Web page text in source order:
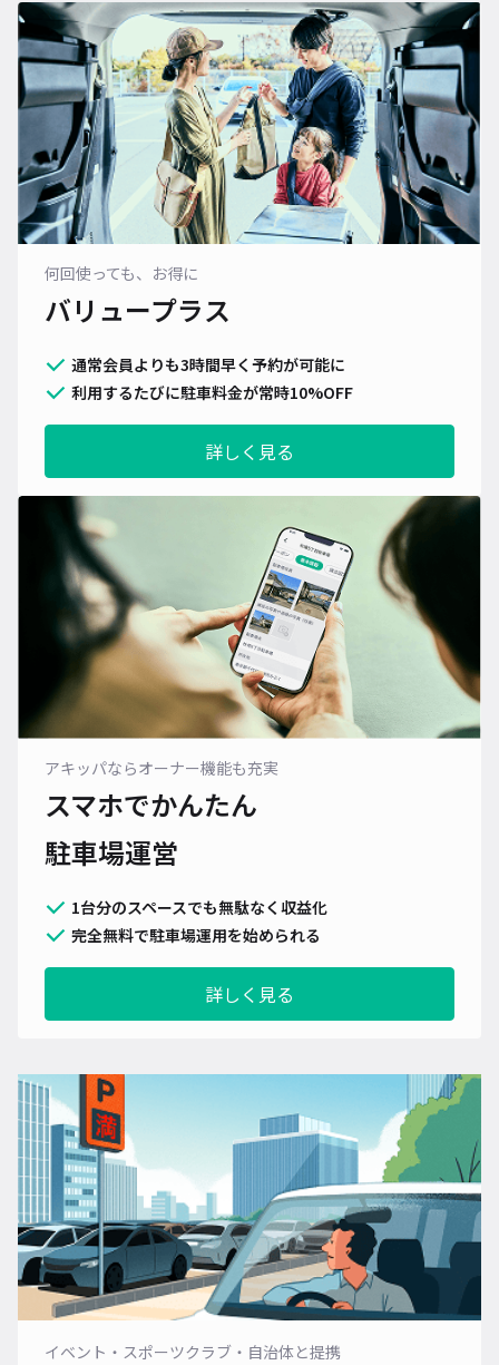
何回使っても、お得に
バリュープラス
通常会員よりも3時間早く予約が可能に
利用するたびに駐車料金が常時10%OFF
詳しく見る
アキッパならオーナー機能も充実
スマホでかんたん
駐車場運営
1台分のスペースでも無駄なく収益化
完全無料で駐車場運用を始められる
詳しく見る
イベント・スポーツクラブ・自治体と提携